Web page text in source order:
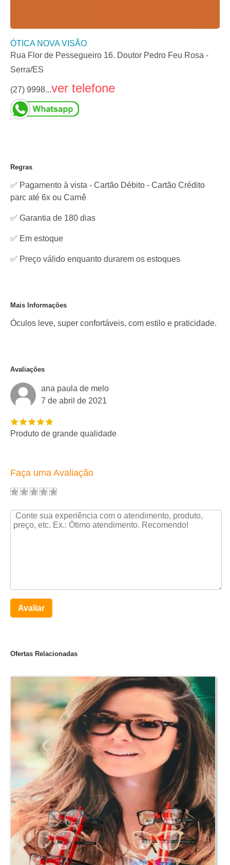
ÓTICA NOVA VISÃO
Rua Flor de Pessegueiro 16. Doutor Pedro Feu Rosa -
Serra/ES
(27) 9998...ver telefone
Regras
✅ Pagamento à vista - Cartão Débito - Cartão Crédito
parc até 6x ou Carnê
✅ Garantia de 180 dias
✅ Em estoque
✅ Preço válido enquanto durarem os estoques
Mais Informações
Óculos leve, super confortáveis, com estilo e praticidade.
Avaliações
ana paula de melo
7 de abril de 2021
Produto de grande qualidade
Faça uma Avaliação
Avaliar
Ofertas Relacionadas